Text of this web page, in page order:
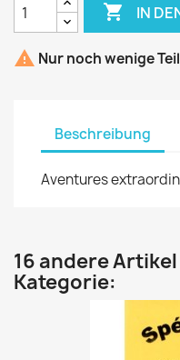
 IN
 Nur noch wenige
Beschreibung
Aventures
16 andere
Kategorie: